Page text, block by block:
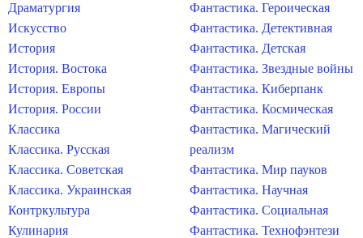
Драматургия
Искусство
История
История. Востока
История. Европы
История. России
Классика
Классика. Русская
Классика. Советская
Классика. Украинская
Контркультура
Кулинария
Фантастика. Героическая
Фантастика. Детективная
Фантастика. Детская
Фантастика. Звездные войны
Фантастика. Киберпанк
Фантастика. Космическая
Фантастика. Магический
реализм
Фантастика. Мир пауков
Фантастика. Научная
Фантастика. Социальная
Фантастика. Технофэнтези